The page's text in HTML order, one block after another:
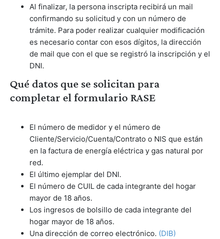
Al finalizar, la persona inscripta recibirá un mail
confirmando su solicitud y con un número de
trámite. Para poder realizar cualquier modificación
es necesario contar con esos dígitos, la dirección
de mail que con el que se registró la inscripción y el
DNI.
Qué datos que se solicitan para
completar el formulario RASE
El número de medidor y el número de
Cliente/Servicio/Cuenta/Contrato o NIS que están
en la factura de energía eléctrica y gas natural por
red.
El último ejemplar del DNI.
El número de CUIL de cada integrante del hogar
mayor de 18 años.
Los ingresos de bolsillo de cada integrante del
hogar mayor de 18 años.
Una dirección de correo electrónico. (DIB)